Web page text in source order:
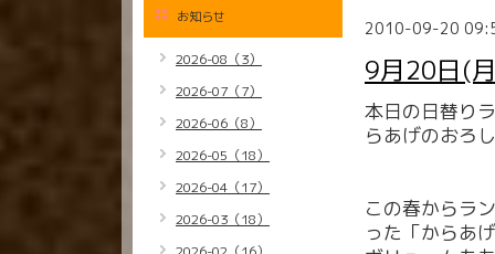
2010-09-20
9月20日(
本日の日替り
らあげのおろ
この春からラ
った「からあ
お知らせ
2026-08（3）
2026-07（7）
2026-06（8）
2026-05（18）
2026-04（17）
2026-03（18）